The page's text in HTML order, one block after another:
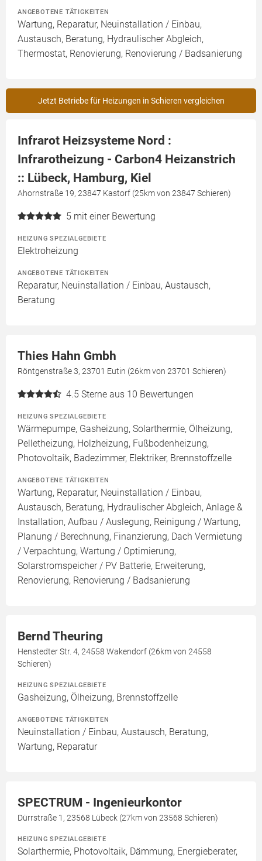
ANGEBOTENE TÄTIGKEITEN
Wartung, Reparatur, Neuinstallation / Einbau,
Austausch, Beratung, Hydraulischer Abgleich,
Thermostat, Renovierung, Renovierung / Badsanierung
Jetzt Betriebe für Heizungen in Schieren vergleichen
Infrarot Heizsysteme Nord :
Infrarotheizung - Carbon4 Heizanstrich
:: Lübeck, Hamburg, Kiel
Ahornstraße 19, 23847 Kastorf (25km von 23847 Schieren)
5 mit einer Bewertung
HEIZUNG SPEZIALGEBIETE
Elektroheizung
ANGEBOTENE TÄTIGKEITEN
Reparatur, Neuinstallation / Einbau, Austausch,
Beratung
Thies Hahn Gmbh
Röntgenstraße 3, 23701 Eutin (26km von 23701 Schieren)
4.5 Sterne aus 10 Bewertungen
HEIZUNG SPEZIALGEBIETE
Wärmepumpe, Gasheizung, Solarthermie, Ölheizung,
Pelletheizung, Holzheizung, Fußbodenheizung,
Photovoltaik, Badezimmer, Elektriker, Brennstoffzelle
ANGEBOTENE TÄTIGKEITEN
Wartung, Reparatur, Neuinstallation / Einbau,
Austausch, Beratung, Hydraulischer Abgleich, Anlage &
Installation, Aufbau / Auslegung, Reinigung / Wartung,
Planung / Berechnung, Finanzierung, Dach Vermietung
/ Verpachtung, Wartung / Optimierung,
Solarstromspeicher / PV Batterie, Erweiterung,
Renovierung, Renovierung / Badsanierung
Bernd Theuring
Henstedter Str. 4, 24558 Wakendorf (26km von 24558
Schieren)
HEIZUNG SPEZIALGEBIETE
Gasheizung, Ölheizung, Brennstoffzelle
ANGEBOTENE TÄTIGKEITEN
Neuinstallation / Einbau, Austausch, Beratung,
Wartung, Reparatur
SPECTRUM - Ingenieurkontor
Dürrstraße 1, 23568 Lübeck (27km von 23568 Schieren)
HEIZUNG SPEZIALGEBIETE
Solarthermie, Photovoltaik, Dämmung, Energieberater,